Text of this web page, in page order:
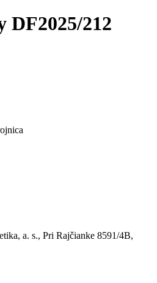
212
a. s., Pri Rajčianke 8591/4B,